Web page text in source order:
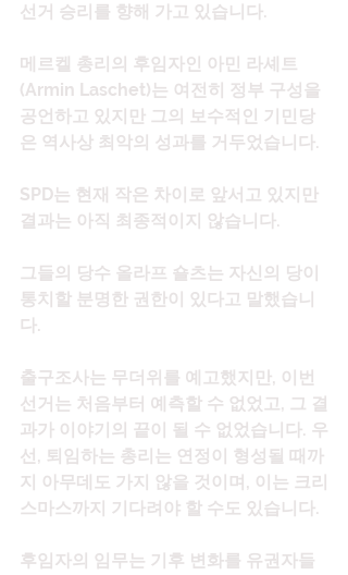
선거 승리를 향해 가고 있습니다.
메르켈 총리의 후임자인 아민 라셰트
(Armin Laschet)는 여전히 정부 구성을
공언하고 있지만 그의 보수적인 기민당
은 역사상 최악의 성과를 거두었습니다.
SPD는 현재 작은 차이로 앞서고 있지만
결과는 아직 최종적이지 않습니다.
그들의 당수 올라프 숄츠는 자신의 당이
통치할 분명한 권한이 있다고 말했습니
다.
출구조사는 무더위를 예고했지만, 이번
선거는 처음부터 예측할 수 없었고, 그 결
과가 이야기의 끝이 될 수 없었습니다. 우
선, 퇴임하는 총리는 연정이 형성될 때까
지 아무데도 가지 않을 것이며, 이는 크리
스마스까지 기다려야 할 수도 있습니다.
후임자의 임무는 기후 변화를 유권자들